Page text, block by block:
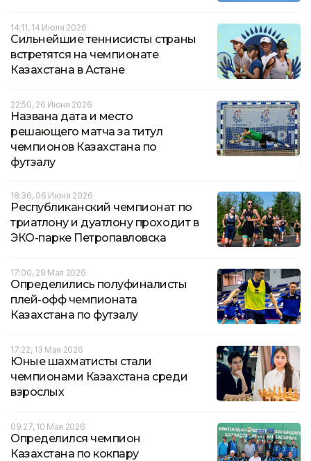
14:11, 14 Июля 2026
Сильнейшие теннисисты страны
встретятся на чемпионате
Казахстана в Астане
22:50, 26 Июня 2026
Названа дата и место
решающего матча за титул
чемпионов Казахстана по
футзалу
18:36, 06 Июня 2026
Республиканский чемпионат по
триатлону и дуатлону проходит в
ЭКО-парке Петропавловска
17:00, 29 Мая 2026
Определились полуфиналисты
плей-офф чемпионата
Казахстана по футзалу
17:22, 13 Мая 2026
Юные шахматисты стали
чемпионами Казахстана среди
взрослых
09:27, 10 Мая 2026
Определился чемпион
Казахстана по кокпару